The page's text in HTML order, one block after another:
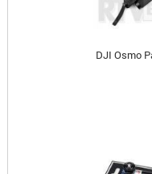
DJI Osmo